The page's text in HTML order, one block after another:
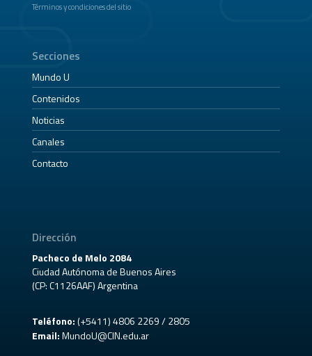
Términos y condiciones del sitio
Secciones
Mundo U
Contenidos
Noticias
Canales
Contacto
Dirección
Pacheco de Melo 2084
Ciudad Autónoma de Buenos Aires
(CP: C1126AAF) Argentina
Teléfono:(+5411) 4806 2269 / 2805
Email: MundoU@CIN.edu.ar